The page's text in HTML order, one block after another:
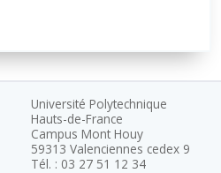
Université Polytechnique
Hauts-de-France
Campus Mont Houy
59313 Valenciennes cedex 9
Tél. : 03 27 51 12 34